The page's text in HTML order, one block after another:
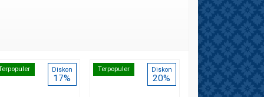
Diskon
17%
Terpopuler Diskon
20%